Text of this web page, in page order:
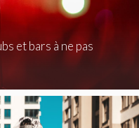
et bars à ne pas